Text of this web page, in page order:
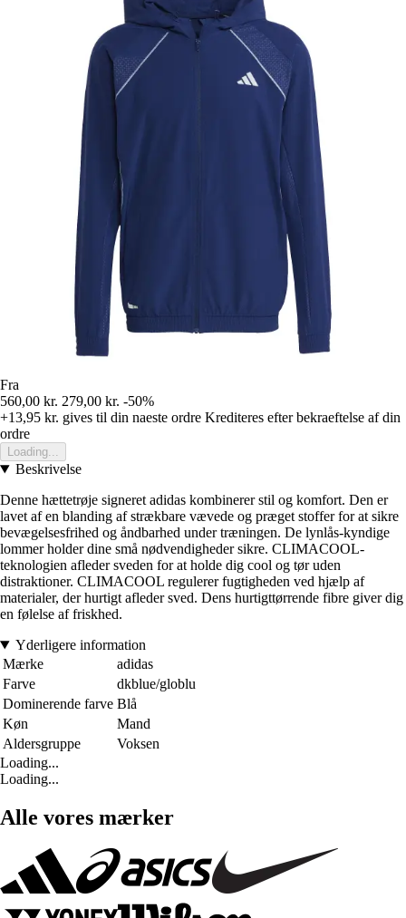
Fra
560,00 kr. 279,00 kr. -50%
+13,95 kr. gives til din naeste ordre Krediteres efter bekraeftelse af din
ordre
Loading...
Beskrivelse
Denne hættetrøje signeret adidas kombinerer stil og komfort. Den er
lavet af en blanding af strækbare vævede og præget stoffer for at sikre
bevægelsesfrihed og åndbarhed under træningen. De lynlås-kyndige
lommer holder dine små nødvendigheder sikre. CLIMACOOL-
teknologien afleder sveden for at holde dig cool og tør uden
distraktioner. CLIMACOOL regulerer fugtigheden ved hjælp af
materialer, der hurtigt afleder sved. Dens hurtigttørrende fibre giver dig
en følelse af friskhed.
Yderligere information
Mærke
adidas
Farve
dkblue/globlu
Dominerende farve Blå
Køn
Mand
Aldersgruppe
Voksen
Loading...
Loading...
Alle vores mærker